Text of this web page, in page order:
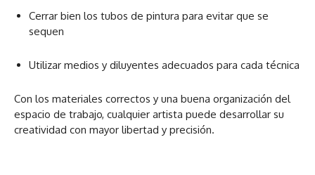
Cerrar bien los tubos de pintura para evitar que se
sequen
Utilizar medios y diluyentes adecuados para cada técnica
Con los materiales correctos y una buena organización del
espacio de trabajo, cualquier artista puede desarrollar su
creatividad con mayor libertad y precisión.